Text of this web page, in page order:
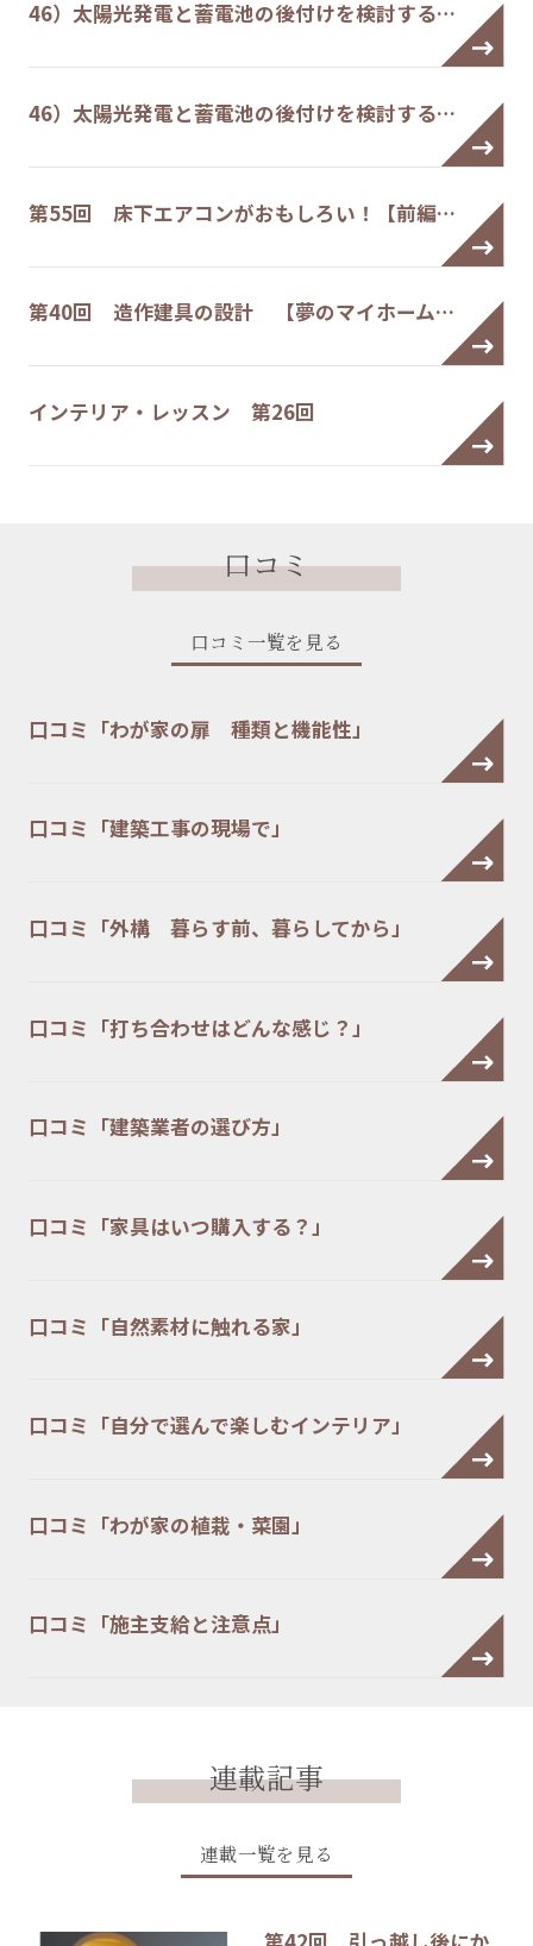
46）太陽光発電と蓄電池の後付けを検討する…
46）太陽光発電と蓄電池の後付けを検討する…
第55回 床下エアコンがおもしろい！【前編…
第40回 造作建具の設計 【夢のマイホーム…
インテリア・レッスン 第26回
口コミ
口コミ一覧を見る
口コミ「わが家の扉 種類と機能性」
口コミ「建築工事の現場で」
口コミ「外構 暮らす前、暮らしてから」
口コミ「打ち合わせはどんな感じ？」
口コミ「建築業者の選び方」
口コミ「家具はいつ購入する？」
口コミ「自然素材に触れる家」
口コミ「自分で選んで楽しむインテリア」
口コミ「わが家の植栽・菜園」
口コミ「施主支給と注意点」
連載記事
連載一覧を見る